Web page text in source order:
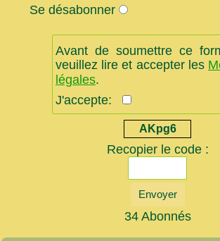
Se désabonner
Avant de soumettre ce
veuillez lire et accepter les
légales.
J'accepte:
AKpg6
Recopier le code :
Envoyer
34 Abonnés